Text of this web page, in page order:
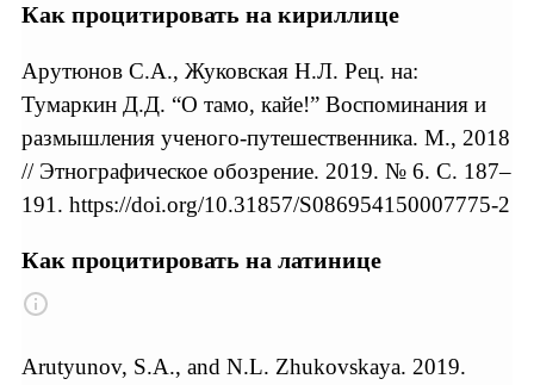
Как процитировать на кириллице
Арутюнов C.А., Жуковская Н.Л. Рец. на:
Тумаркин Д.Д. “О тамо, кайе!” Воспоминания и
размышления ученого-путешественника. М., 2018
// Этнографическое обозрение. 2019. № 6. С. 187–
191. https://doi.org/10.31857/S086954150007775-2
Как процитировать на латинице
Arutyunov, S.A., and N.L. Zhukovskaya. 2019.